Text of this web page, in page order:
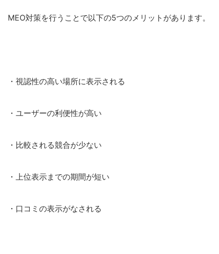
MEO対策を行うことで以下の5つのメリットがあります。
・視認性の高い場所に表示される
・ユーザーの利便性が高い
・比較される競合が少ない
・上位表示までの期間が短い
・口コミの表示がなされる